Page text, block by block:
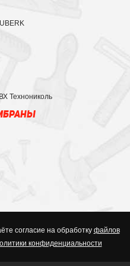
Технониколь
согласие на обработку файлов
конфиденциальности